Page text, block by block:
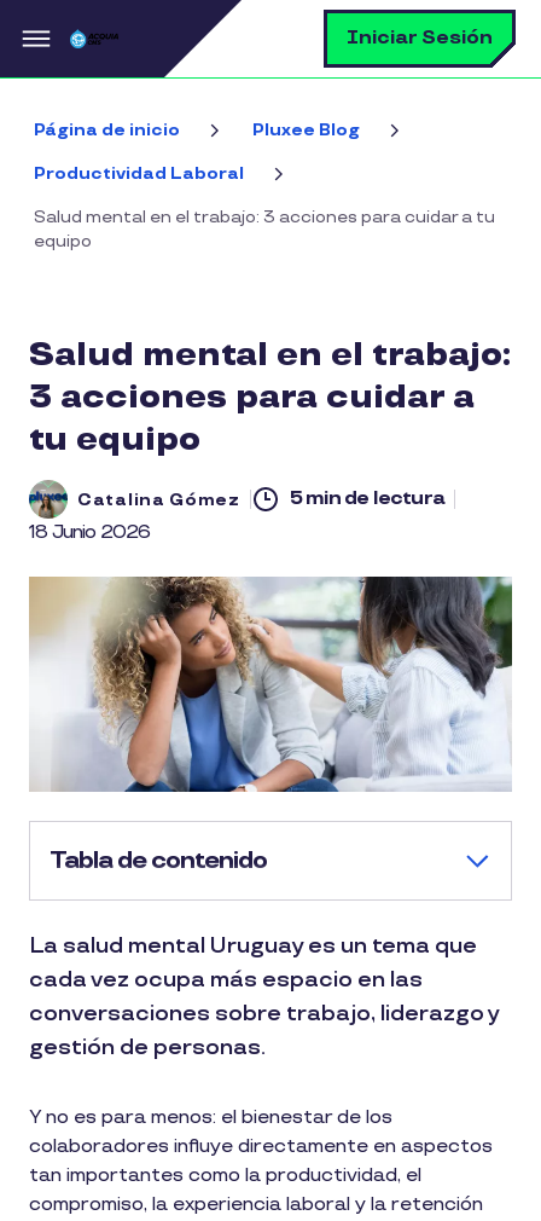
Pasar al contenido principal Iniciar Sesión
Página de inicio Pluxee Blog
Productividad Laboral
Salud mental en el trabajo: 3 acciones para cuidar a tu
equipo
Salud mental en el trabajo:
3 acciones para cuidar a
tu equipo
Catalina Gómez
5 min de lectura
18 Junio 2026
Tabla de contenido
La salud mental Uruguay es un tema que
cada vez ocupa más espacio en las
conversaciones sobre trabajo, liderazgo y
gestión de personas.
Y no es para menos: el bienestar de los
colaboradores influye directamente en aspectos
tan importantes como la productividad, el
compromiso, la experiencia laboral y la retención